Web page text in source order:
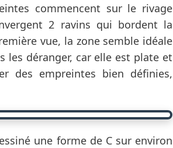
commencent sur le rivage
2 ravins qui bordent la
vue, la zone semble idéale
les déranger, car elle est plate et
des empreintes bien définies,
une forme de C sur environ